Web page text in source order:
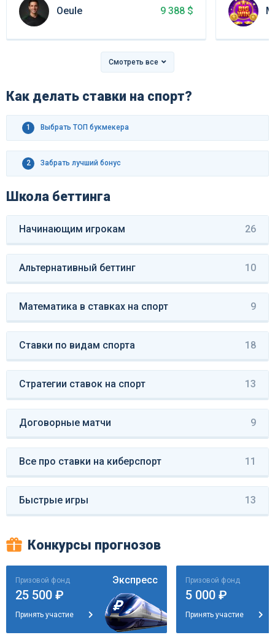
Oeule 9 388 $
Смотреть все
Как делать ставки на спорт?
1 Выбрать ТОП букмекера
2 Забрать лучший бонус
Школа беттинга
Начинающим игрокам 26
Альтернативный беттинг 10
Математика в ставках на спорт 9
Ставки по видам спорта 18
Стратегии ставок на спорт 13
Договорные матчи 9
Все про ставки на киберспорт 11
Быстрые игры 13
Конкурсы прогнозов
Призовой фонд Экспресс
25 500 ₽
Принять участие
Призовой фонд
5 000 ₽
Принять участие